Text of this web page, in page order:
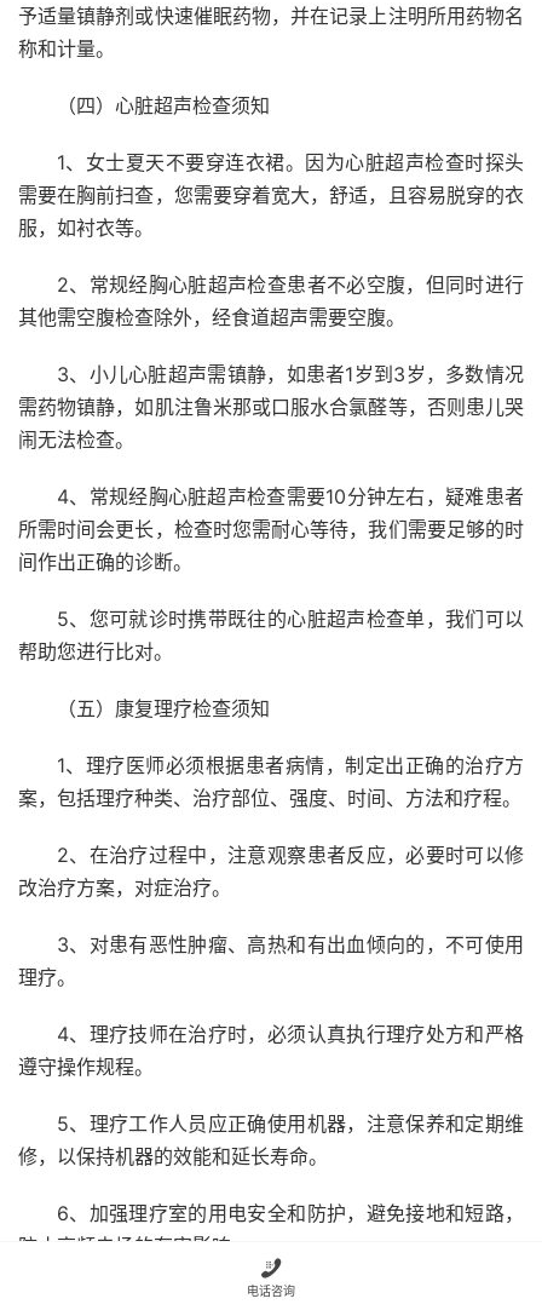
予适量镇静剂或快速催眠药物，并在记录上注明所用药物名
称和计量。
（四）心脏超声检查须知
1、女士夏天不要穿连衣裙。因为心脏超声检查时探头
需要在胸前扫查，您需要穿着宽大，舒适，且容易脱穿的衣
服，如衬衣等。
2、常规经胸心脏超声检查患者不必空腹，但同时进行
其他需空腹检查除外，经食道超声需要空腹。
3、小儿心脏超声需镇静，如患者1岁到3岁，多数情况
需药物镇静，如肌注鲁米那或口服水合氯醛等，否则患儿哭
闹无法检查。
4、常规经胸心脏超声检查需要10分钟左右，疑难患者
所需时间会更长，检查时您需耐心等待，我们需要足够的时
间作出正确的诊断。
5、您可就诊时携带既往的心脏超声检查单，我们可以
帮助您进行比对。
（五）康复理疗检查须知
1、理疗医师必须根据患者病情，制定出正确的治疗方
案，包括理疗种类、治疗部位、强度、时间、方法和疗程。
2、在治疗过程中，注意观察患者反应，必要时可以修
改治疗方案，对症治疗。
3、对患有恶性肿瘤、高热和有出血倾向的，不可使用
理疗。
4、理疗技师在治疗时，必须认真执行理疗处方和严格
遵守操作规程。
5、理疗工作人员应正确使用机器，注意保养和定期维
修，以保持机器的效能和延长寿命。
6、加强理疗室的用电安全和防护，避免接地和短路，
防止高频电场的有害影响。
7、理疗工作人员都应掌握触电的急救知识。

电话咨询